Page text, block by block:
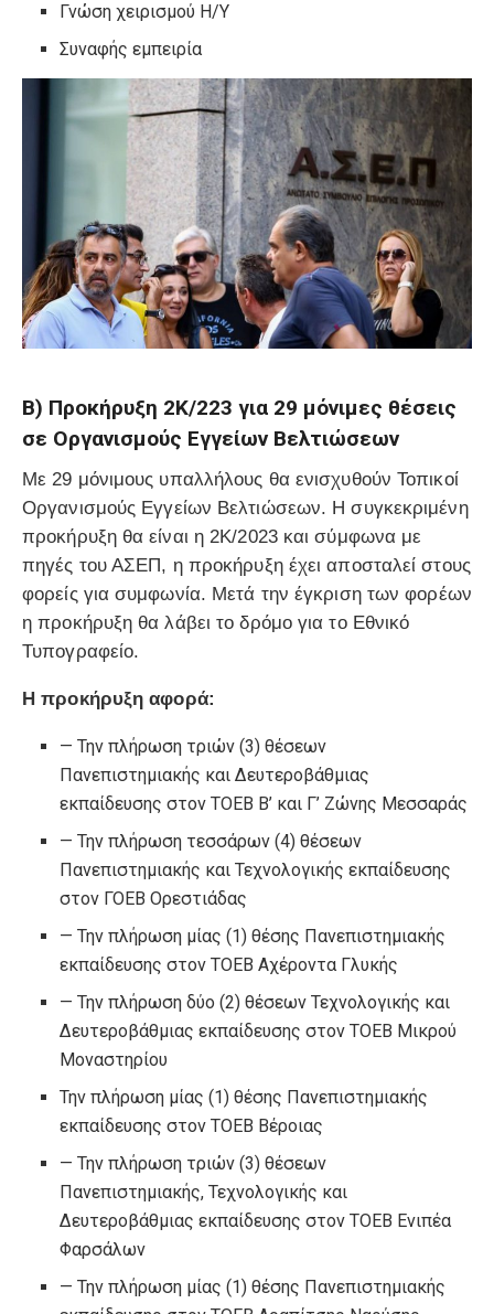
Γνώση χειρισμού Η/Υ
Συναφής εμπειρία
Β) Προκήρυξη 2Κ/223 για 29 μόνιμες θέσεις
σε Οργανισμούς Εγγείων Βελτιώσεων
Με 29 μόνιμους υπαλλήλους θα ενισχυθούν Τοπικοί
Οργανισμούς Εγγείων Βελτιώσεων. Η συγκεκριμένη
προκήρυξη θα είναι η 2Κ/2023 και σύμφωνα με
πηγές του ΑΣΕΠ, η προκήρυξη έχει αποσταλεί στους
φορείς για συμφωνία. Μετά την έγκριση των φορέων
η προκήρυξη θα λάβει το δρόμο για το Εθνικό
Τυπογραφείο.
Η προκήρυξη αφορά:
— Την πλήρωση τριών (3) θέσεων
Πανεπιστημιακής και Δευτεροβάθμιας
εκπαίδευσης στον ΤΟΕΒ Β’ και Γ’ Ζώνης Μεσσαράς
— Την πλήρωση τεσσάρων (4) θέσεων
Πανεπιστημιακής και Τεχνολογικής εκπαίδευσης
στον ΓΟΕΒ Ορεστιάδας
— Την πλήρωση μίας (1) θέσης Πανεπιστημιακής
εκπαίδευσης στον ΤΟΕΒ Αχέροντα Γλυκής
— Την πλήρωση δύο (2) θέσεων Τεχνολογικής και
Δευτεροβάθμιας εκπαίδευσης στον ΤΟΕΒ Μικρού
Μοναστηρίου
Την πλήρωση μίας (1) θέσης Πανεπιστημιακής
εκπαίδευσης στον ΤΟΕΒ Βέροιας
— Την πλήρωση τριών (3) θέσεων
Πανεπιστημιακής, Τεχνολογικής και
Δευτεροβάθμιας εκπαίδευσης στον ΤΟΕΒ Ενιπέα
Φαρσάλων
— Την πλήρωση μίας (1) θέσης Πανεπιστημιακής